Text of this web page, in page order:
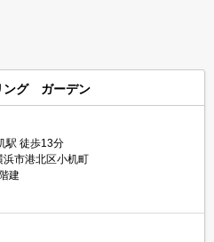
ング ガーデン
駅 徒歩13分
浜市港北区小机町
建